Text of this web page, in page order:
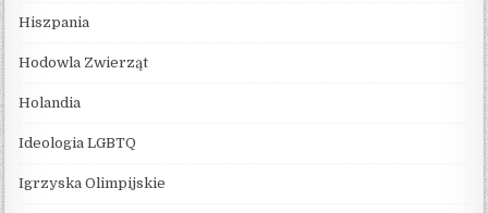
Hiszpania
Hodowla Zwierząt
Holandia
Ideologia LGBTQ
Igrzyska Olimpijskie